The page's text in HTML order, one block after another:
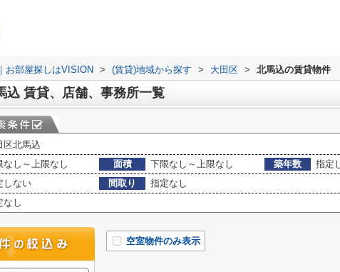
お部屋探しはVISION > (賃貸)地域から探す > 大田区 > 北馬込の賃貸物件
込 賃貸、店舗、事務所一覧
区北馬込
なし～上限なし 面積 下限なし～上限なし 築年数
指定
しない 間取り
指定なし
なし
空室物件のみ表示